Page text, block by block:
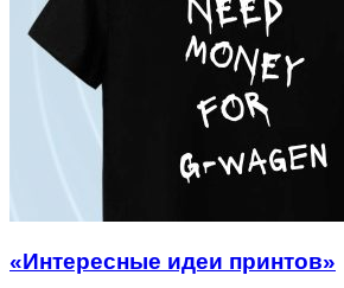
«Интересные идеи принтов»